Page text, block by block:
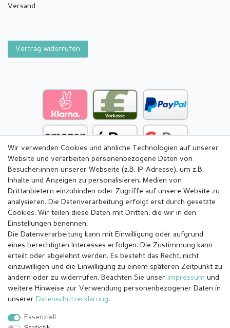
Versand
Vertrag widerrufen
Impressum Daten­schutz­erklärung
Wir verwenden Cookies und ähnliche Technologien auf unserer
Website und verarbeiten personenbezogene Daten von
Besucher:innen unserer Webseite (z.B. IP-Adresse), um z.B.
Inhalte und Anzeigen zu personalisieren, Medien von
Drittanbietern einzubinden oder Zugriffe auf unsere Website zu
analysieren. Die Datenverarbeitung erfolgt erst durch gesetzte
Cookies. Wir teilen diese Daten mit Dritten, die wir in den
Einstellungen benennen.
Die Datenverarbeitung kann mit Einwilligung oder aufgrund
eines berechtigten Interesses erfolgen. Die Zustimmung kann
erteilt oder abgelehnt werden. Es besteht das Recht, nicht
einzuwilligen und die Einwilligung zu einem späteren Zeitpunkt zu
ändern oder zu widerrufen. Beachten Sie unser Impressum und
weitere Hinweise zur Verwendung personenbezogener Daten in
unserer Daten­schutz­erklärung.
Essenziell